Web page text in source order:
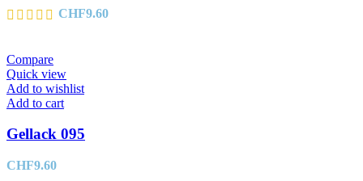
CHF9.60
Compare
Quick view
Add to wishlist
Add to cart
Gellack 095
CHF9.60